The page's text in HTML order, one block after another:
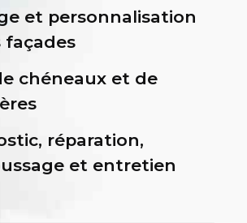
et personnalisation
façades
chéneaux et de
réparation,
et entretien